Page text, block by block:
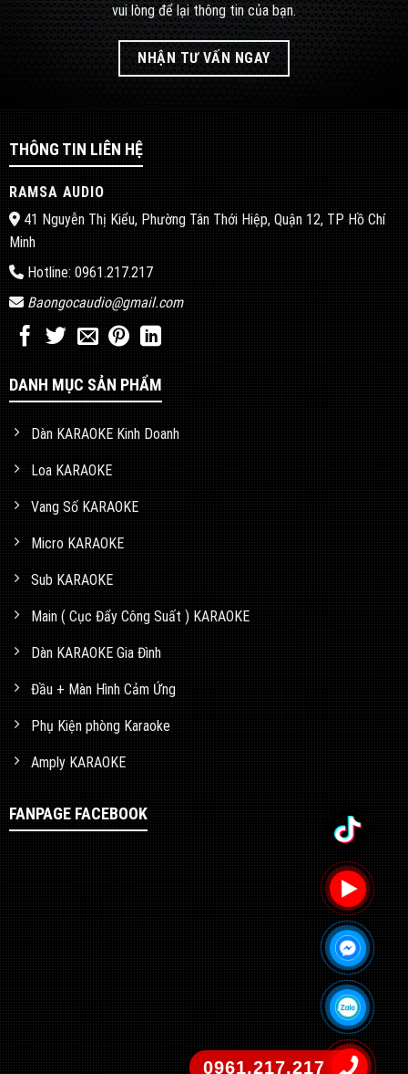
0961.217.217
vui lòng để lại thông tin của bạn.
NHẬN TƯ VẤN NGAY
THÔNG TIN LIÊN HỆ
RAMSA AUDIO
41 Nguyễn Thị Kiểu, Phường Tân Thới Hiệp, Quận 12, TP Hồ Chí
Minh
Hotline: 0961.217.217
Baongocaudio@gmail.com
DANH MỤC SẢN PHẨM
Dàn KARAOKE Kinh Doanh
Loa KARAOKE
Vang Số KARAOKE
Micro KARAOKE
Sub KARAOKE
Main ( Cục Đẩy Công Suất ) KARAOKE
Dàn KARAOKE Gia Đình
Đầu + Màn Hình Cảm Ứng
Phụ Kiện phòng Karaoke
Amply KARAOKE
FANPAGE FACEBOOK